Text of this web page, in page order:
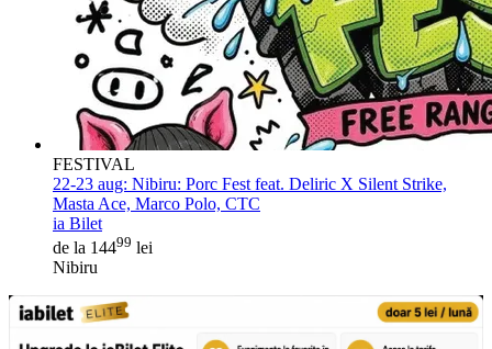
FESTIVAL
22-23 aug: Nibiru: Porc Fest feat. Deliric X Silent Strike,
Masta Ace, Marco Polo, CTC
ia Bilet
de la 14499 lei
Nibiru